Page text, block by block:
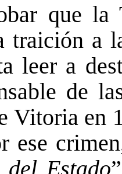
que
traición a
leer a
de
Vitoria en
ese
Estado